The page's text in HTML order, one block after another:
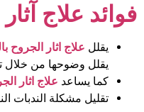
فوائد علاج
يقلل علاج اثار الجروح
يقلل وضوحها من خلال
كما يساعد علاج اثار
تقليل مشكلة الندبات